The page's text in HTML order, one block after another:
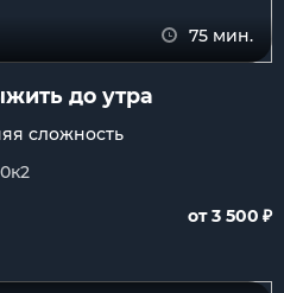
75 мин.
до утра
сложность
от 3 500 ₽